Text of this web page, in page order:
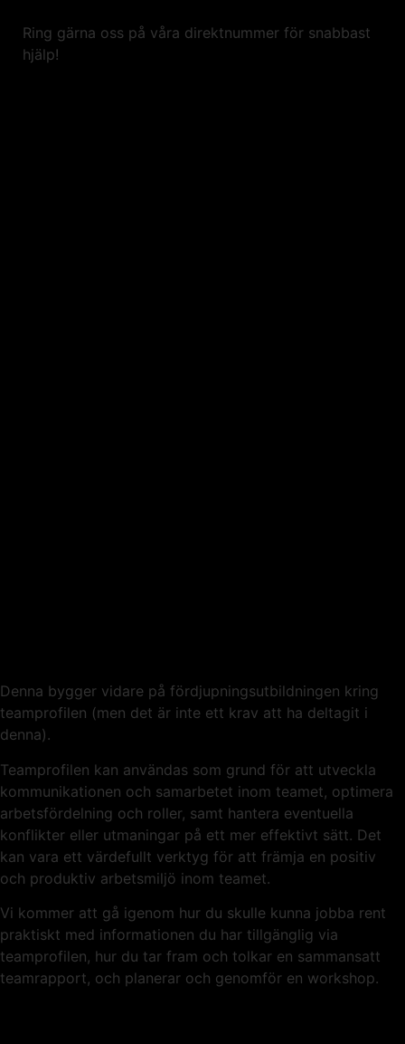
Ring gärna oss på våra direktnummer för snabbast
hjälp!
Denna bygger vidare på fördjupningsutbildningen kring
teamprofilen (men det är inte ett krav att ha deltagit i
denna).
Teamprofilen kan användas som grund för att utveckla
kommunikationen och samarbetet inom teamet, optimera
arbetsfördelning och roller, samt hantera eventuella
konflikter eller utmaningar på ett mer effektivt sätt. Det
kan vara ett värdefullt verktyg för att främja en positiv
och produktiv arbetsmiljö inom teamet.
Vi kommer att gå igenom hur du skulle kunna jobba rent
praktiskt med informationen du har tillgänglig via
teamprofilen, hur du tar fram och tolkar en sammansatt
teamrapport, och planerar och genomför en workshop.